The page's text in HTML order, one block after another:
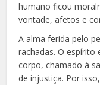
humano ficou
vontade, afetos e
A alma ferida pelo
rachadas. O espírito
corpo, chamado à
de injustiça. Por